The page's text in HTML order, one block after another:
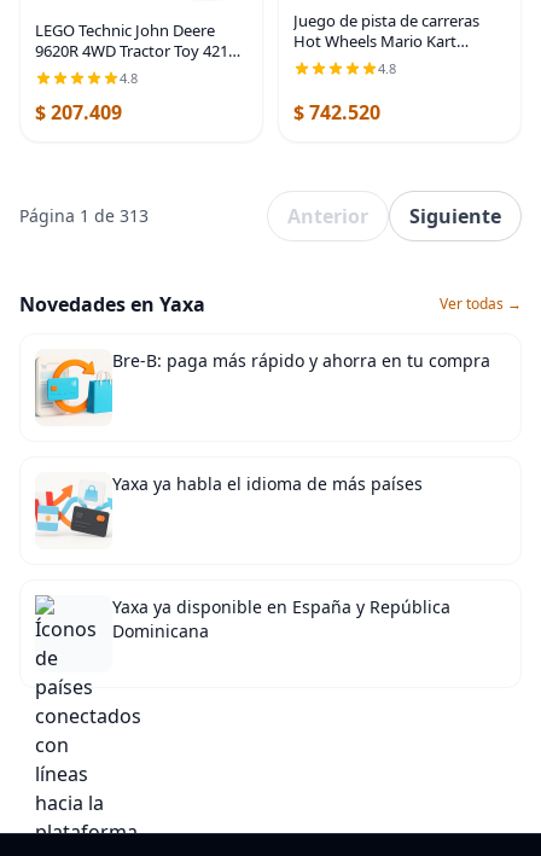
LEGO Technic John Deere
9620R 4WD Tractor Toy 42136
Juguete de construcción –
Modelo coleccionable con
remolque, con detalles
4.8
$ 207.409
Juego de pista de carreras
Hot Wheels Mario Kart
Rainbow Road de 8 pies con
a escala 1:64, carrera con
curso colorido
4.8
$ 742.520
Página 1 de 313 Anterior Siguiente
Novedades en Yaxa Ver todas →
Bre-B: paga más rápido y ahorra en tu compra
Yaxa ya habla el idioma de más países
Yaxa ya disponible en España y República
Dominicana